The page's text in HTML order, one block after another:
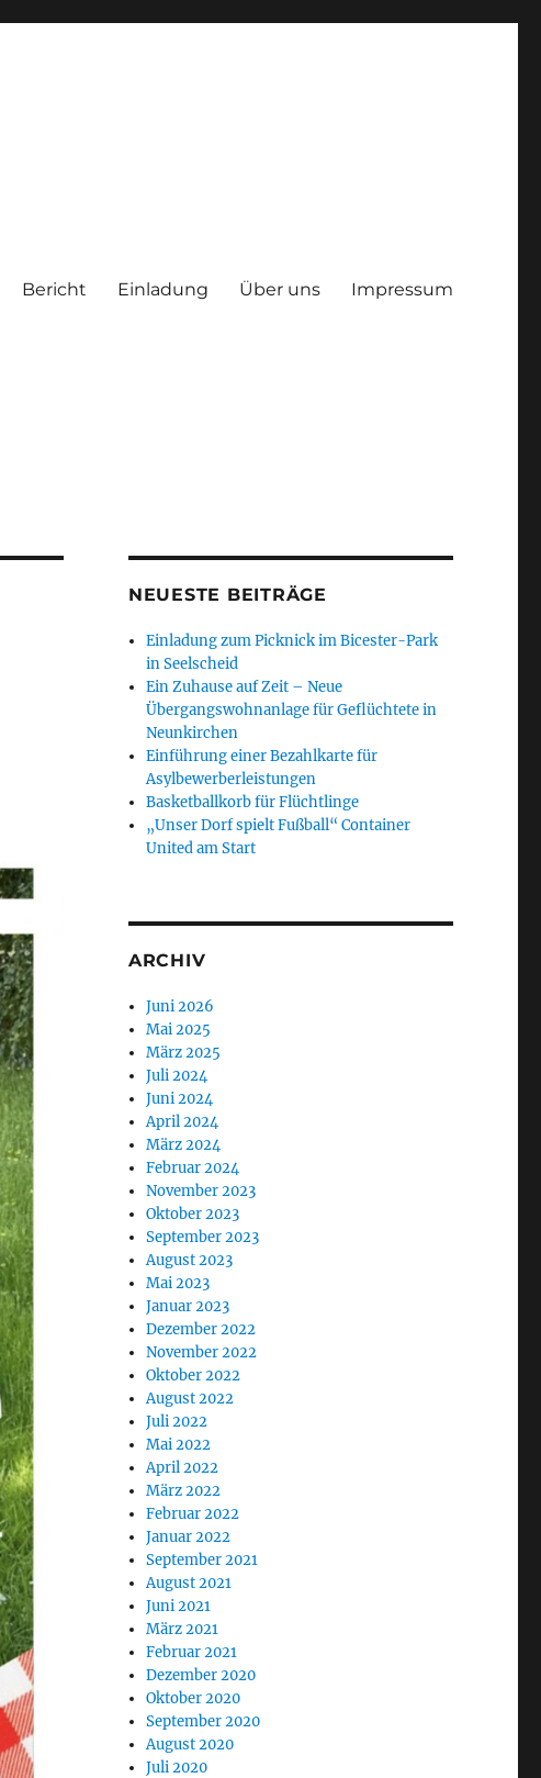
Bericht Einladung Über uns Impressum
NEUESTE BEITRÄGE
Einladung zum Picknick im Bicester-Park
in Seelscheid
Ein Zuhause auf Zeit – Neue
Übergangswohnanlage für Geflüchtete in
Neunkirchen
Einführung einer Bezahlkarte für
Asylbewerberleistungen
Basketballkorb für Flüchtlinge
„Unser Dorf spielt Fußball“ Container
United am Start
ARCHIV
Juni 2026
Mai 2025
März 2025
Juli 2024
Juni 2024
April 2024
März 2024
Februar 2024
November 2023
Oktober 2023
September 2023
August 2023
Mai 2023
Januar 2023
Dezember 2022
November 2022
Oktober 2022
August 2022
Juli 2022
Mai 2022
April 2022
März 2022
Februar 2022
Januar 2022
September 2021
August 2021
Juni 2021
März 2021
Februar 2021
Dezember 2020
Oktober 2020
September 2020
August 2020
Juli 2020